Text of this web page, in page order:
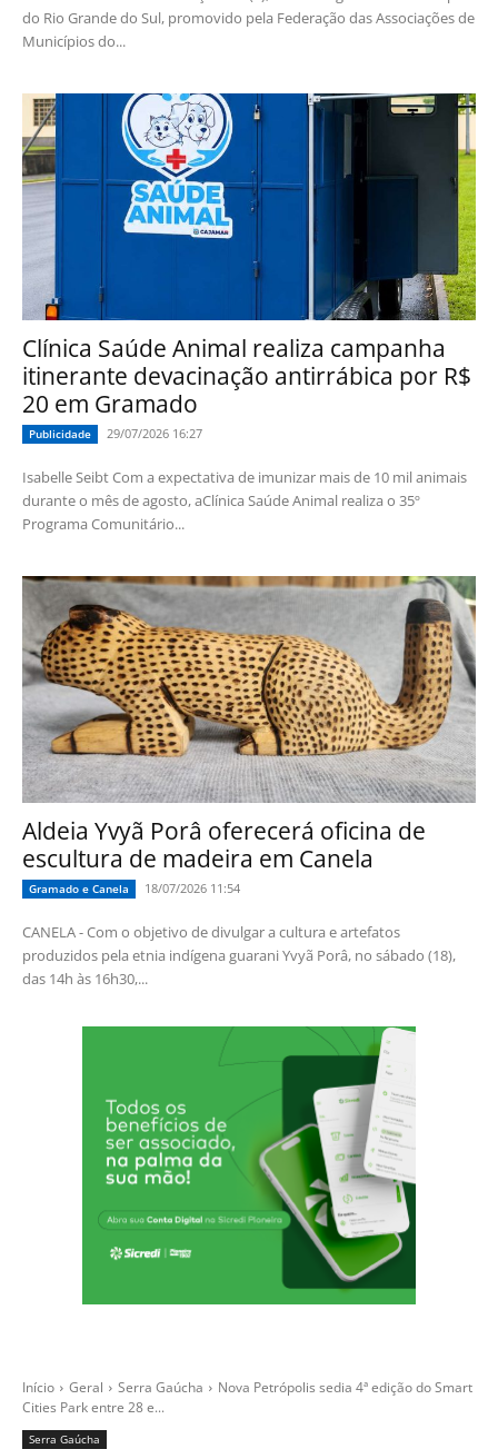
do Rio Grande do Sul, promovido pela Federação das Associações de
Municípios do...
Clínica Saúde Animal realiza campanha
itinerante devacinação antirrábica por R$
20 em Gramado
Publicidade 29/07/2026 16:27
Isabelle Seibt Com a expectativa de imunizar mais de 10 mil animais
durante o mês de agosto, aClínica Saúde Animal realiza o 35º
Programa Comunitário...
Aldeia Yvyã Porâ oferecerá oficina de
escultura de madeira em Canela
Gramado e Canela 18/07/2026 11:54
CANELA - Com o objetivo de divulgar a cultura e artefatos
produzidos pela etnia indígena guarani Yvyã Porâ, no sábado (18),
das 14h às 16h30,...